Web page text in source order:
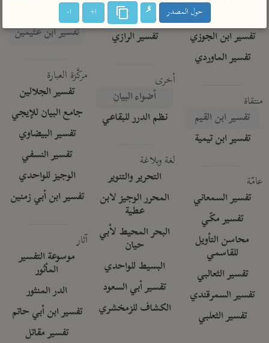
تفسير ابن الجوزي
تفسير الماوردي
منتقاة
تفسير ابن القيم
تفسير ابن تيمية
عامّة
تفسير السمعاني
تفسير مكّي
محاسن التأويل
للقاسمي
تفسير الثعالبي
تفسير السمرقندي
تفسير الثعلبي
تفسير الآلوسي
تفسير الرازي
أخرى
أضواء البيان
نظم الدرر للبقاعي
لغة وبلاغة
التحرير والتنوير
المحرر الوجيز لابن
عطية
البحر المحيط لأبي
حيان
البسيط للواحدي
تفسير أبي السعود
الكشاف للزمخشري
القرآن – تدبر وعمل
تفسير ابن عثيمين
مركَّزة العبارة
تفسير الجلالين
جامع البيان للإيجي
تفسير البيضاوي
تفسير النسفي
الوجيز للواحدي
تفسير ابن أبي زمنين
آثار
موسوعة التفسير
المأثور
الدر المنثور
تفسير ابن أبي حاتم
تفسير مقاتل
حول المصدر ا+ ا-